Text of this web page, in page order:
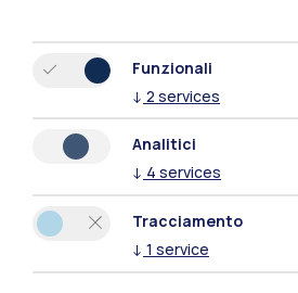
Polimi Community
Tutti i siti dell’ecosistema
Residenze
Funzionali
↓ 2 services
Analitici
↓ 4 services
Tracciamento
↓ 1 service